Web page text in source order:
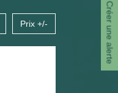
Créer une alerte
Prix +/-